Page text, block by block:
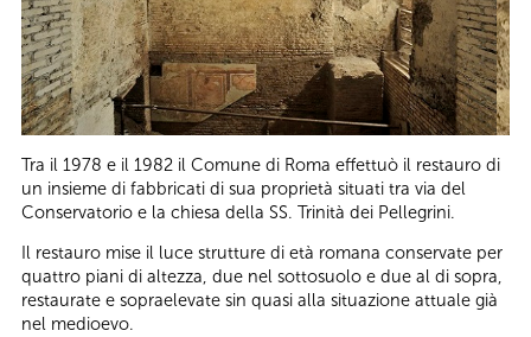
Tra il 1978 e il 1982 il Comune di Roma effettuò il restauro di
un insieme di fabbricati di sua proprietà situati tra via del
Conservatorio e la chiesa della SS. Trinità dei Pellegrini.
Il restauro mise il luce strutture di età romana conservate per
quattro piani di altezza, due nel sottosuolo e due al di sopra,
restaurate e sopraelevate sin quasi alla situazione attuale già
nel medioevo.